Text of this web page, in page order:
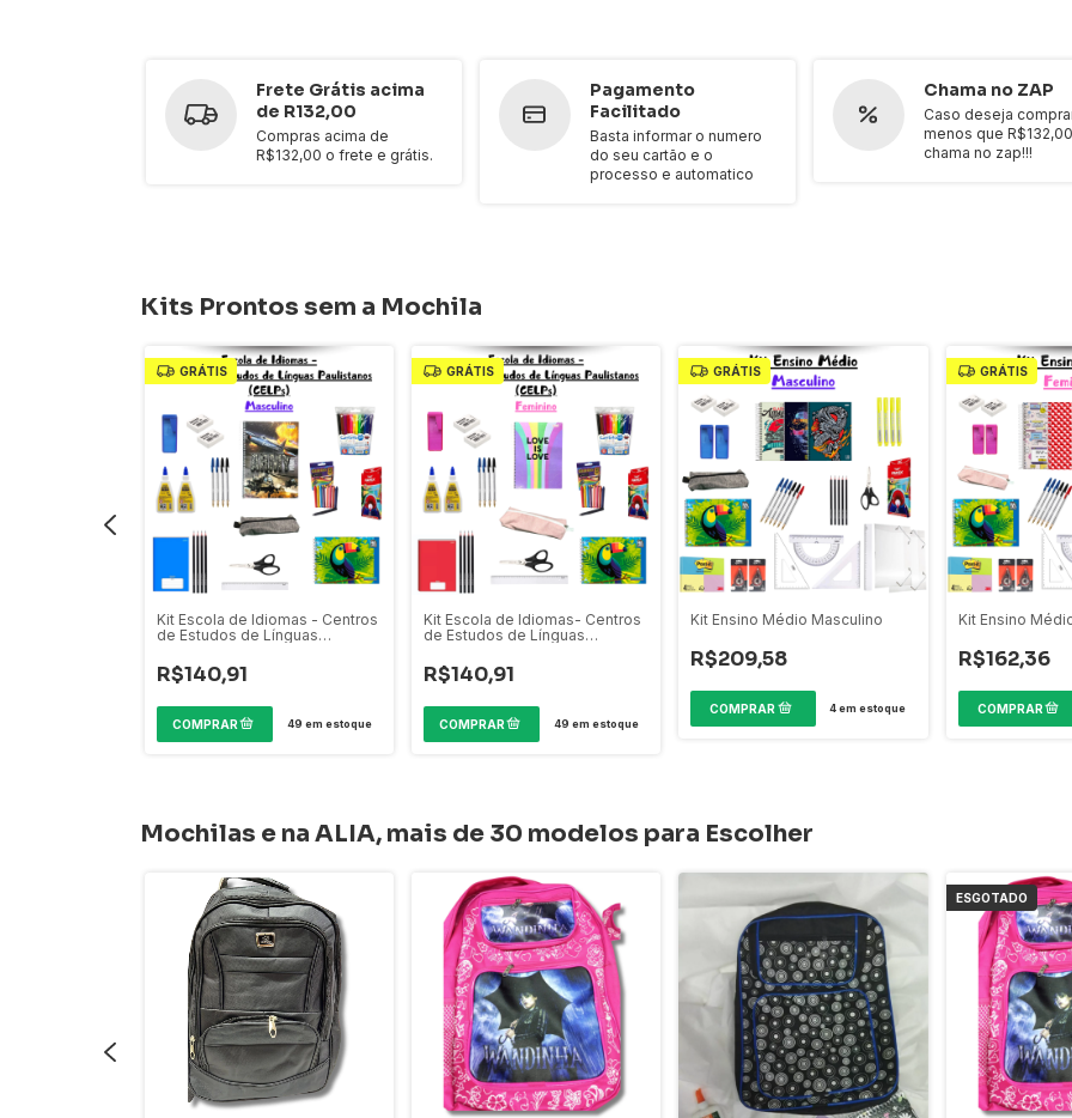
Frete Grátis acima
de R132,00
Compras acima de
R$132,00 o frete e grátis.
Pagamento
Facilitado
Basta informar o numero
do seu cartão e o
processo e automatico
Chama no ZAP
Caso deseja
menos que
chama no zap!!!
Kits Prontos sem a Mochila
GRÁTIS
Kit Escola de Idiomas - Centros
de Estudos de Línguas
R$140,91
49 em estoque
GRÁTIS
Kit Escola de Idiomas- Centros
de Estudos de Línguas
R$140,91
49 em estoque
GRÁTIS
Kit Ensino Médio Masculino
R$209,58
4em estoque
GRÁTIS
Kit Ensino
R$162,36
Mochilas e na ALIA, mais de 30 modelos para Escolher
ESGOTADO